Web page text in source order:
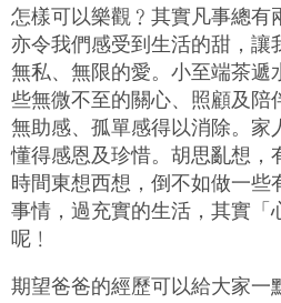
怎樣可以樂觀﹖其實凡事總有
亦令我們感受到生活的甜，讓
無私、無限的愛。小至端茶遞
些無微不至的關心、照顧及陪
無助感、孤單感得以消除。家
懂得感恩及珍惜。胡思亂想，
時間東想西想，倒不如做一些
事情，過充實的生活，其實「
呢﹗
期望爸爸的經歷可以給大家一